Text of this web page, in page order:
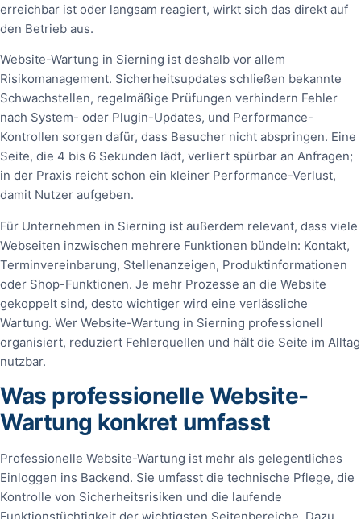
erreichbar ist oder langsam reagiert, wirkt sich das direkt auf
den Betrieb aus.
Website-Wartung in Sierning ist deshalb vor allem
Risikomanagement. Sicherheitsupdates schließen bekannte
Schwachstellen, regelmäßige Prüfungen verhindern Fehler
nach System- oder Plugin-Updates, und Performance-
Kontrollen sorgen dafür, dass Besucher nicht abspringen. Eine
Seite, die 4 bis 6 Sekunden lädt, verliert spürbar an Anfragen;
in der Praxis reicht schon ein kleiner Performance-Verlust,
damit Nutzer aufgeben.
Für Unternehmen in Sierning ist außerdem relevant, dass viele
Webseiten inzwischen mehrere Funktionen bündeln: Kontakt,
Terminvereinbarung, Stellenanzeigen, Produktinformationen
oder Shop-Funktionen. Je mehr Prozesse an die Website
gekoppelt sind, desto wichtiger wird eine verlässliche
Wartung. Wer Website-Wartung in Sierning professionell
organisiert, reduziert Fehlerquellen und hält die Seite im Alltag
nutzbar.
Was professionelle Website-
Wartung konkret umfasst
Professionelle Website-Wartung ist mehr als gelegentliches
Einloggen ins Backend. Sie umfasst die technische Pflege, die
Kontrolle von Sicherheitsrisiken und die laufende